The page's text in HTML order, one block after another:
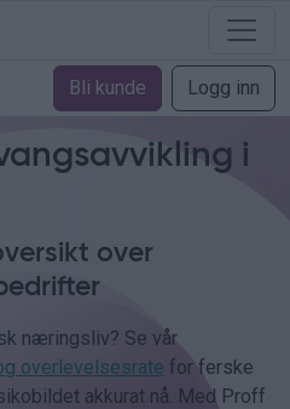
Bli kunde Logg inn
i
over
næringsliv? Se vår
overlevelsesrate for ferske
akkurat nå. Med Proff